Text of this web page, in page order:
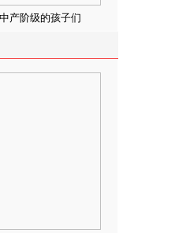
中产阶级的孩子们